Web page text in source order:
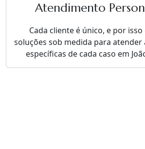
Atendimento
Cada cliente é único, e por
soluções sob medida para atender
específicas de cada caso em